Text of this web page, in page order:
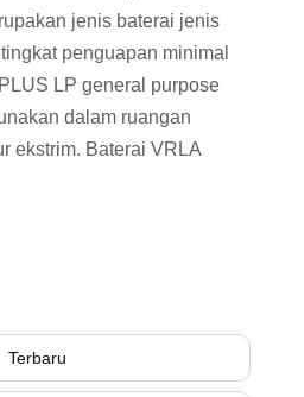
jenis baterai jenis
penguapan minimal
LP general purpose
dalam ruangan
ekstrim. Baterai VRLA
Terbaru